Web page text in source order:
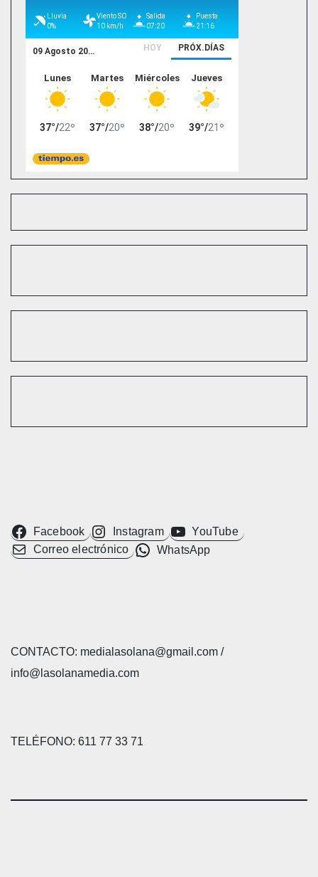
Facebook Instagram
YouTube
Correo electrónico
WhatsApp
CONTACTO: medialasolana@gmail.com /
info@lasolanamedia.com
TELÉFONO: 611 77 33 71